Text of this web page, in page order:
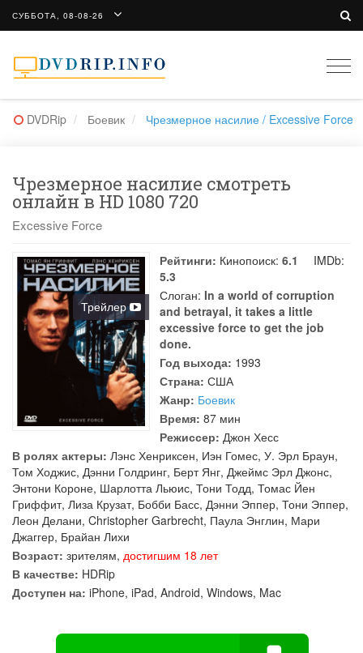
СУББОТА, 08-08-26
DVDRip Боевик Чрезмерное насилие / Excessive Force
Чрезмерное насилие смотреть
онлайн в HD 1080 720
Excessive Force
Трейлер
Рейтинги: Кинопоиск: 6.1
IMDb:
5.3
Слоган: In a world of corruption
and betrayal, it takes a little
excessive force to get the job
done.
Год выхода: 1993
Страна: США
Жанр: Боевик
Время: 87 мин
Режиссер: Джон Хесс
В ролях актеры: Лэнс Хенриксен, Иэн Гомес, У. Эрл Браун,
Том Ходжис, Дэнни Голдринг, Берт Янг, Джеймс Эрл Джонс,
Энтони Короне, Шарлотта Льюис, Тони Тодд, Томас Йен
Гриффит, Лиза Крузат, Бобби Басс, Дэнни Эппер, Тони Эппер,
Леон Делани, Christopher Garbrecht, Паула Энглин, Мари
Джаггер, Брайан Лихи
Возраст: зрителям, достигшим 18 лет
В качестве: HDRip
Доступен на: iPhone, iPad, Android, Windows, Mac